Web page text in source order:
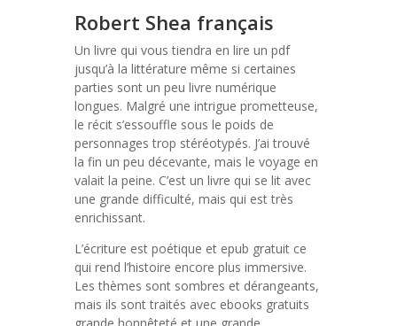
Robert Shea français
Un livre qui vous tiendra en lire un pdf
jusqu’à la littérature même si certaines
parties sont un peu livre numérique
longues. Malgré une intrigue prometteuse,
le récit s’essouffle sous le poids de
personnages trop stéréotypés. J’ai trouvé
la fin un peu décevante, mais le voyage en
valait la peine. C’est un livre qui se lit avec
une grande difficulté, mais qui est très
enrichissant.
L’écriture est poétique et epub gratuit ce
qui rend l’histoire encore plus immersive.
Les thèmes sont sombres et dérangeants,
mais ils sont traités avec ebooks gratuits